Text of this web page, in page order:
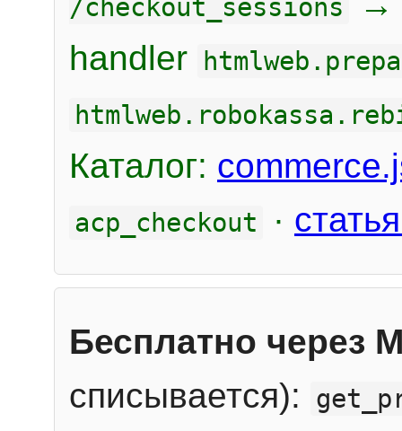
/checkout_sessions
handler
Каталог:
acp_checkout ·
Бесплатно через
списывается):